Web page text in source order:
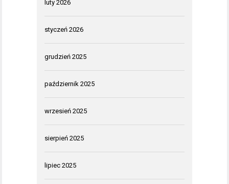
luty 2026
styczeń 2026
grudzień 2025
październik 2025
wrzesień 2025
sierpień 2025
lipiec 2025